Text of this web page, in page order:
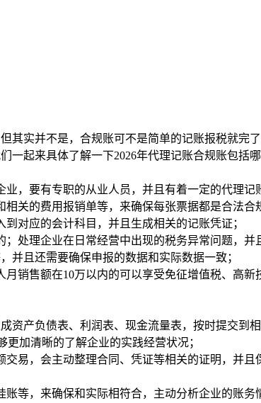
其实并不是，合规账可不是简单的记账报税就完
起来具体了解一下2026年代理记账合规账包括哪
，要有专职的从业人员，并且有着一定的代理记
关的费用报销单等，来确保每张票据都是合法合
对应的会计科目，并且生成相关的记账凭证；
处理企业在日常经营中出现的税务异常问题，
并且还需要确保申报的数据和实际数据一致；
销售额在10万以内的可以享受免征增值税、高
产负债表、利润表、现金流量表，按时提交到
加清晰的了解企业的实践经营状况；
易，会主动整理合同、凭证等相关的证明，并
等，来确保和实际相符合，主动分析企业的账